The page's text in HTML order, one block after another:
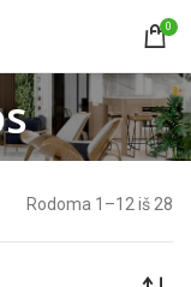
0
Rodoma 1–12 iš 28